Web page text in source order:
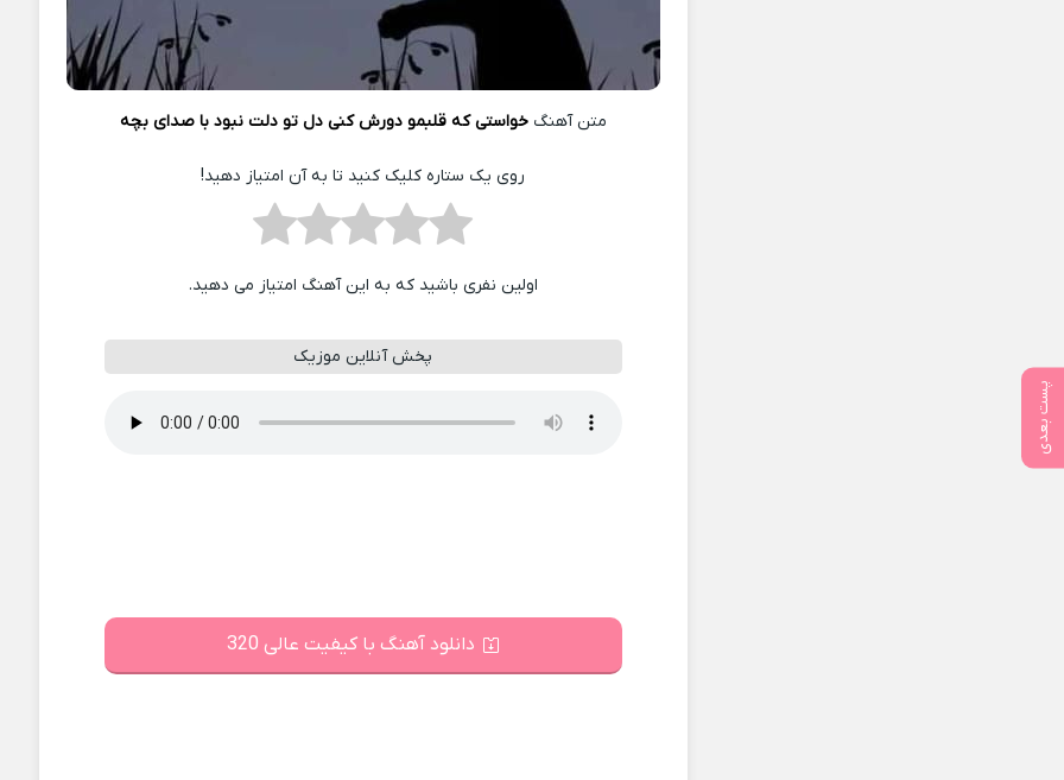
پست بعدی
متن آهنگخواستی که قلبمو دورش کنی دل تو دلت نبود با صدای بچه
روی یک ستاره کلیک کنید تا به آن امتیاز دهید!
اولین نفری باشید که به این آهنگ امتیاز می دهید.
پخش آنلاین موزیک
دانلود آهنگ با کیفیت عالی 320